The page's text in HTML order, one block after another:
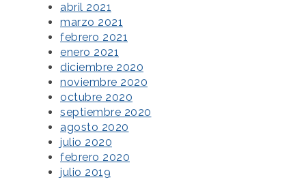
abril 2021
marzo 2021
febrero 2021
enero 2021
diciembre 2020
noviembre 2020
octubre 2020
septiembre 2020
agosto 2020
julio 2020
febrero 2020
julio 2019